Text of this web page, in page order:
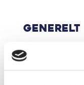
Bemærk: Der
Bakkamera
Generelt
Motor &